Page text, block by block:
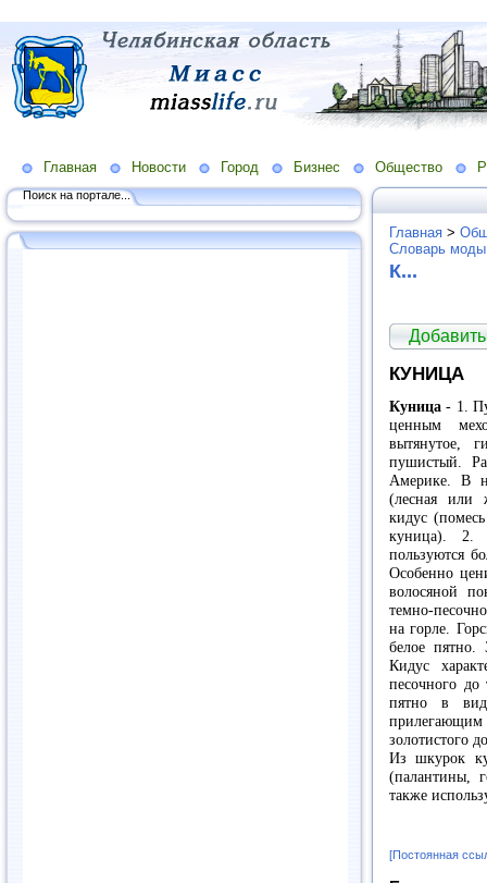
Главная Новости Город Бизнес Общество
Поиск на портале...
Главная >
Словарь
К...
КУНИЦА
Куница - 1.
ценным
вытянутое,
пушистый.
Америке. В
(лесная или
кидус
куница). 2.
пользуются
Особенно
волосяной
темно-
на горле.
белое пятно.
Кидус
песочного до
пятно в
золотистого
Из шкурок
(палантины,
также
[Постоянная